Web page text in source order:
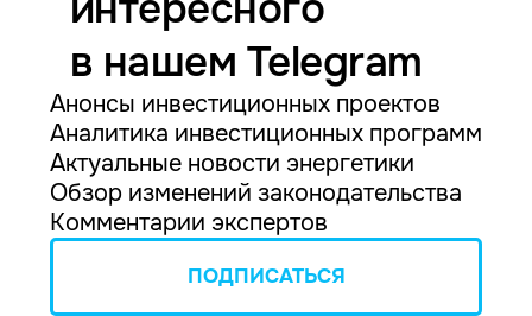
в нашем Telegram
Анонсы инвестиционных проектов
Аналитика инвестиционных программ
Актуальные новости энергетики
Обзор изменений законодательства
Комментарии экспертов
ПОДПИСАТЬСЯ